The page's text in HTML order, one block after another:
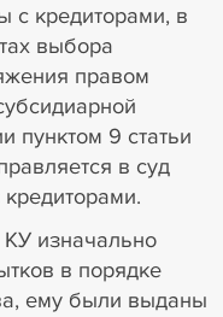
с кредиторами, в
выбора
правом
пунктом 9 статьи
в суд
КУ изначально
в порядке
ему были выданы